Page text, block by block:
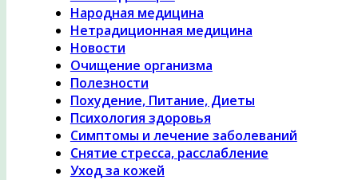
Народная медицина
Нетрадиционная медицина
Новости
Очищение организма
Полезности
Похудение, Питание, Диеты
Психология здоровья
Симптомы и лечение заболеваний
Снятие стресса, расслабление
Уход за кожей